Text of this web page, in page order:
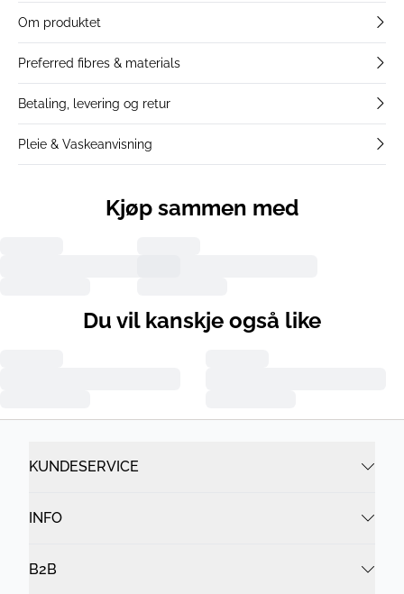
Om produktet
Preferred fibres & materials
Betaling, levering og retur
Pleie & Vaskeanvisning
Kjøp sammen med
Du vil kanskje også like
KUNDESERVICE
INFO
B2B